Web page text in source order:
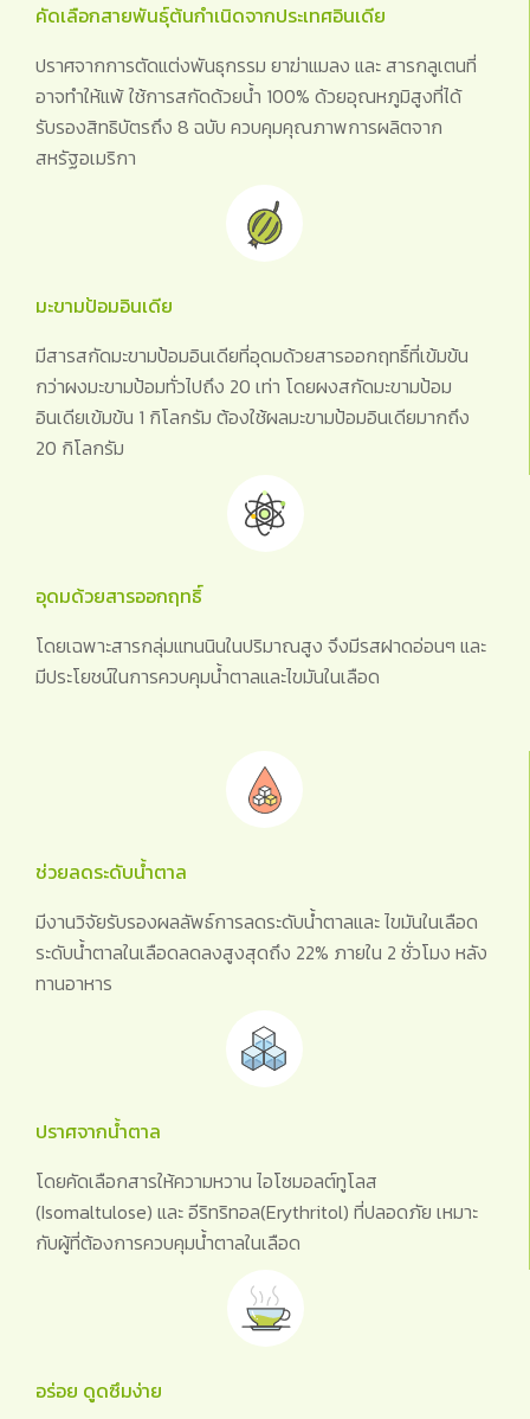
คัดเลือกสายพันธุ์ต้นกำเนิดจากประเทศอินเดีย
ปราศจากการตัดแต่งพันธุกรรม ยาฆ่าแมลง และ สารกลูเตนที่
อาจทำให้แพ้ ใช้การสกัดด้วยน้ำ 100% ด้วยอุณหภูมิสูงที่ได้
รับรองสิทธิบัตรถึง 8 ฉบับ ควบคุมคุณภาพการผลิตจาก
สหรัฐอเมริกา
มะขามป้อมอินเดีย
มีสารสกัดมะขามป้อมอินเดียที่อุดมด้วยสารออกฤทธิ์ที่เข้มข้น
กว่าผงมะขามป้อมทั่วไปถึง 20 เท่า โดยผงสกัดมะขามป้อม
อินเดียเข้มข้น 1 กิโลกรัม ต้องใช้ผลมะขามป้อมอินเดียมากถึง
20 กิโลกรัม
อุดมด้วยสารออกฤทธิ์
โดยเฉพาะสารกลุ่มแทนนินในปริมาณสูง จึงมีรสฝาดอ่อนๆ และ
มีประโยชน์ในการควบคุมน้ำตาลและไขมันในเลือด
ช่วยลดระดับน้ำตาล
มีงานวิจัยรับรองผลลัพธ์การลดระดับน้ำตาลและ ไขมันในเลือด
ระดับน้ำตาลในเลือดลดลงสูงสุดถึง 22% ภายใน 2 ชั่วโมง หลัง
ทานอาหาร
ปราศจากน้ำตาล
โดยคัดเลือกสารให้ความหวาน ไอโซมอลต์ทูโลส
(Isomaltulose) และ อีริทริทอล(Erythritol) ที่ปลอดภัย เหมาะ
กับผู้ที่ต้องการควบคุมน้ำตาลในเลือด
อร่อย ดูดซึมง่าย